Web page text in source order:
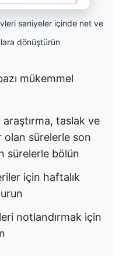
saniyeler içinde net ve
dönüştürün
mükemmel
taslak ve
sürelerle son
sürelerle bölün
için haftalık
notlandırmak için